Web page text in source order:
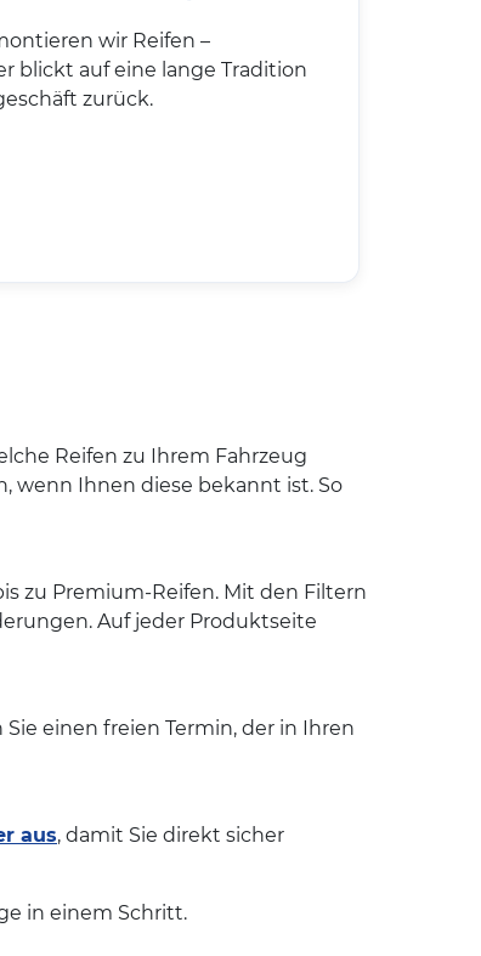
wir Reifen –
blickt auf eine lange Tradition
zurück.
Reifen zu Ihrem Fahrzeug
wenn Ihnen diese bekannt ist. So
zu Premium-Reifen. Mit den Filtern
Auf jeder Produktseite
einen freien Termin, der in Ihren
aus, damit Sie direkt sicher
in einem Schritt.